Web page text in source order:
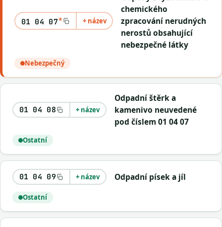
01 04 07* + název
chemického
zpracování nerudných
nerostů obsahující
nebezpečné látky
Nebezpečný
01 04 08 + název
Odpadní štěrk a
kamenivo neuvedené
pod číslem 01 04 07
Ostatní
01 04 09 + název Odpadní písek a jíl
Ostatní